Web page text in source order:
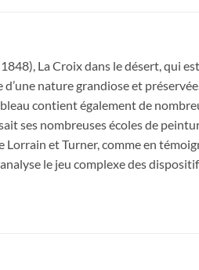
La Croix dans le désert, qui
nature grandiose et
contient également de
ses nombreuses écoles de
et Turner, comme en
le jeu complexe des